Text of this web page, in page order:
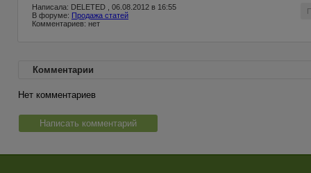
Написала: DELETED , 06.08.2012 в 16:55
В форуме: Продажа статей
Комментариев: нет
Комментарии
Нет комментариев
Написать комментарий